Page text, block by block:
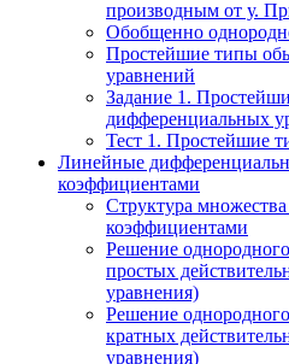
производным от у.
Обобщенно
Простейшие типы
уравнений
Задание 1.
дифференциальных
Тест 1. Простейшие
Линейные
коэффициентами
Структура
коэффициентами
Решение
простых
уравнения)
Решение
кратных
уравнения)